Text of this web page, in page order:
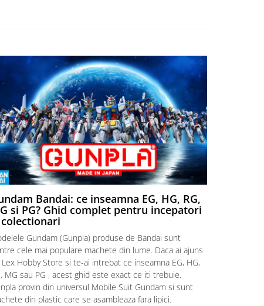
Bandai: ce inseamna EG, HG, RG,
si PG? Ghid complet pentru incepatori
Gundam (Gunpla) produse de Bandai sunt
cele mai populare machete din lume. Daca ai ajuns
Hobby Store si te-ai intrebat ce inseamna EG, HG,
MG sau PG , acest ghid este exact ce iti trebuie.
provin din universul Mobile Suit Gundam si sunt
din plastic care se asambleaza fara lipici.